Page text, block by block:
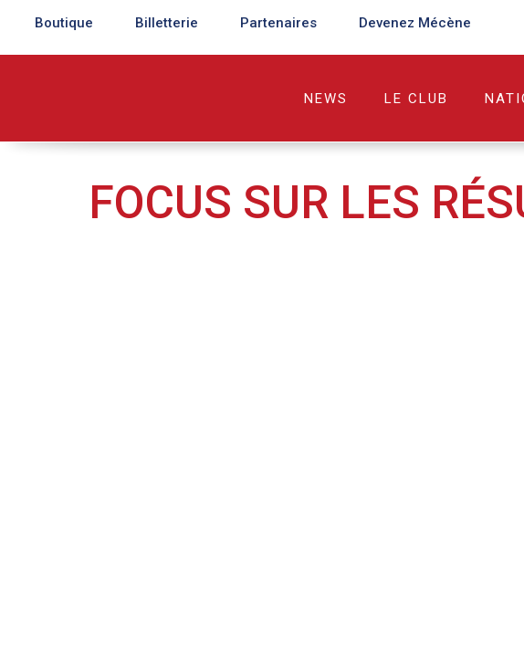
Boutique Billetterie Partenaires Devenez Mécène
NEWS LE CLUB
FOCUS SUR LES